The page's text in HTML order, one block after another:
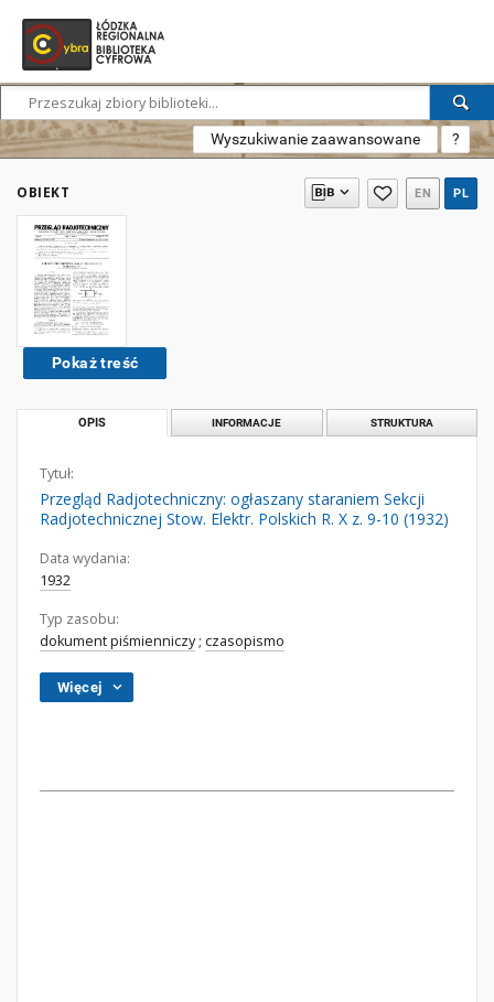
Wyszukiwanie zaawansowane ?
OBIEKT EN PL
Pokaż treść
OPIS INFORMACJE STRUKTURA
Tytuł:
Przegląd Radjotechniczny: ogłaszany staraniem Sekcji
Radjotechnicznej Stow. Elektr. Polskich R. X z. 9-10 (1932)
Data wydania:
1932
Typ zasobu:
dokument piśmienniczy; czasopismo
Więcej